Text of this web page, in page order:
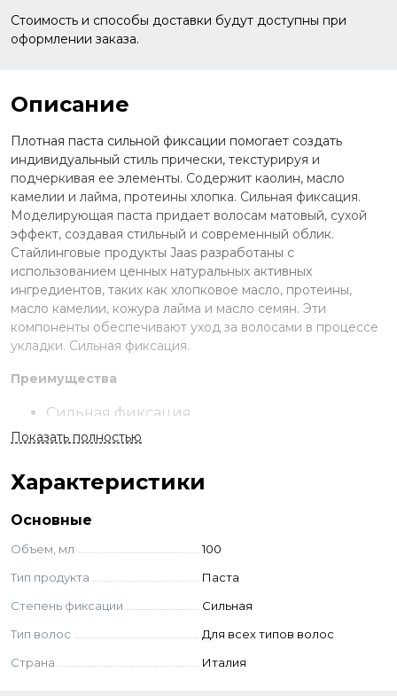
Стоимость и способы доставки будут доступны при
оформлении заказа.
Описание
Плотная паста сильной фиксации помогает создать
индивидуальный стиль прически, текстурируя и
подчеркивая ее элементы. Содержит каолин, масло
камелии и лайма, протеины хлопка. Сильная фиксация.
Моделирующая паста придает волосам матовый, сухой
эффект, создавая стильный и современный облик.
Стайлинговые продукты Jaas разработаны с
использованием ценных натуральных активных
ингредиентов, таких как хлопковое масло, протеины,
масло камелии, кожура лайма и масло семян. Эти
компоненты обеспечивают уход за волосами в процессе
укладки. Сильная фиксация.
Преимущества
Сильная фиксация
Натуральные ингредиенты
Применение
Растереть на ладонях небольшое количество пасты и
нанести на волосы всей прически, подчеркивая
отдельные элементы.
Протеины хлопка
Показать полностью
Характеристики
Основные
Объем, мл
100
Тип продукта
Паста
Степень фиксации
Сильная
Тип волос
Для всех типов волос
Страна
Италия